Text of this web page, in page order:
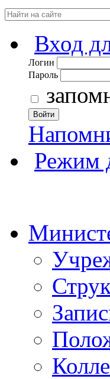
Вход
Логин
Пароль
Войти
Режим